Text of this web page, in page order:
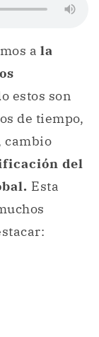
a la
estos son
de tiempo,
cambio
del
Esta